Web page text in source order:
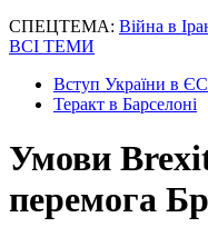
СПЕЦТЕМА: Війна в
ВСІ ТЕМИ
Вступ України в ЄС
Теракт в Барселоні
Умови
перемога